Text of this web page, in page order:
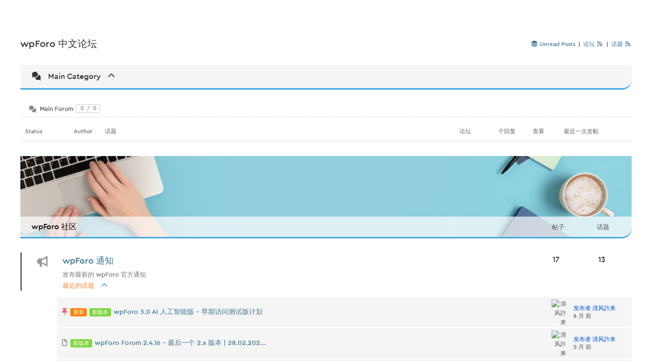
wpForo 中文论坛 Unread Posts 论坛 话题
Main Category
Main Forum 0 / 0
Status Author 话题 论坛 个回复 查看 最近一次发帖
wpForo 社区 帖子 话题
wpForo 通知
发布最新的 wpForo 官方通知
最近的话题
17 13
重要 新版本 wpForo 3.0 AI 人工智能版 - 早期访问测试版计划
发布者 清风許来
6 月 前
新版本 wpForo Forum 2.4.16 – 最后一个 2.x 版本 | 28.02.202...
发布者 清风許来
5 月 前